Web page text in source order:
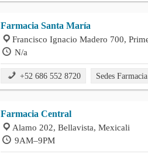
Farmacia Santa María
Francisco Ignacio Madero 700,
N/a
+52 686 552 8720 Sedes
Farmacia Central
Alamo 202, Bellavista, Mexicali
9AM–9PM